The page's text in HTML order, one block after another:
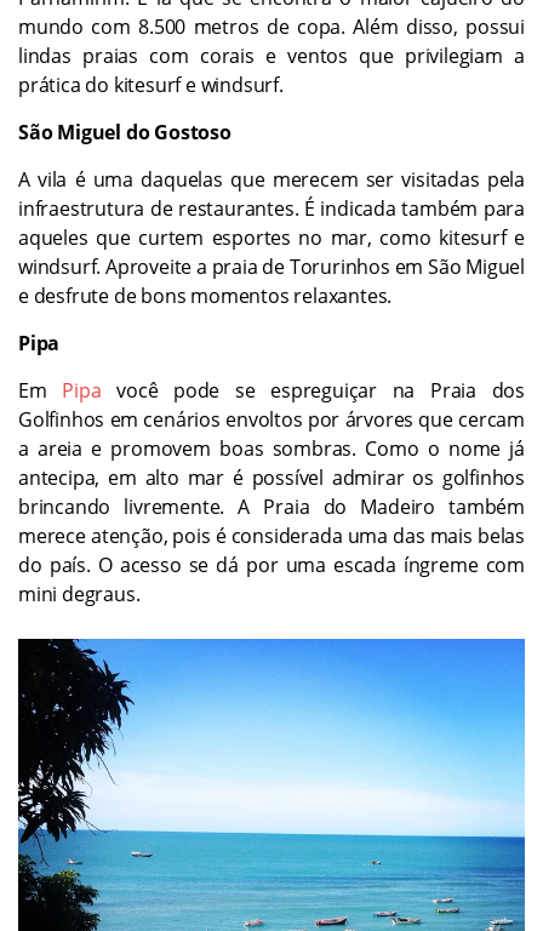
mundo com 8.500 metros de copa. Além disso, possui
lindas praias com corais e ventos que privilegiam a
prática do kitesurf e windsurf.
São Miguel do Gostoso
A vila é uma daquelas que merecem ser visitadas pela
infraestrutura de restaurantes. É indicada também para
aqueles que curtem esportes no mar, como kitesurf e
windsurf. Aproveite a praia de Torurinhos em São Miguel
e desfrute de bons momentos relaxantes.
Pipa
Em Pipa você pode se espreguiçar na Praia dos
Golfinhos em cenários envoltos por árvores que cercam
a areia e promovem boas sombras. Como o nome já
antecipa, em alto mar é possível admirar os golfinhos
brincando livremente. A Praia do Madeiro também
merece atenção, pois é considerada uma das mais belas
do país. O acesso se dá por uma escada íngreme com
mini degraus.